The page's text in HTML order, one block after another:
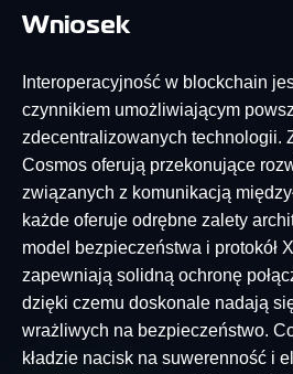
Wniosek
Interoperacyjność w blockchain
czynnikiem umożliwiającym
zdecentralizowanych technologii.
Cosmos oferują przekonujące
związanych z komunikacją
każde oferuje odrębne zalety
model bezpieczeństwa i protokół
zapewniają solidną ochronę
dzięki czemu doskonale nadają
wrażliwych na bezpieczeństwo.
kładzie nacisk na suwerenność i